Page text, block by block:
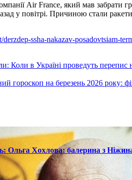
Air France, який мав забрати
у повітрі. Причиною стали
derzdep-ssha-nakazav-posadovtsiam-
Коли в Україні проведуть
гороскоп на березень 2026 року:
Ольга Хохлова: балерина з